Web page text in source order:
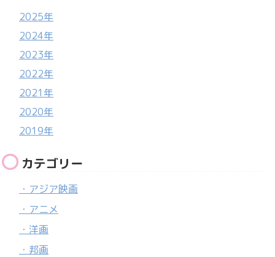
2025年
2024年
2023年
2022年
2021年
2020年
2019年
カテゴリー
・アジア映画
・アニメ
・洋画
・邦画